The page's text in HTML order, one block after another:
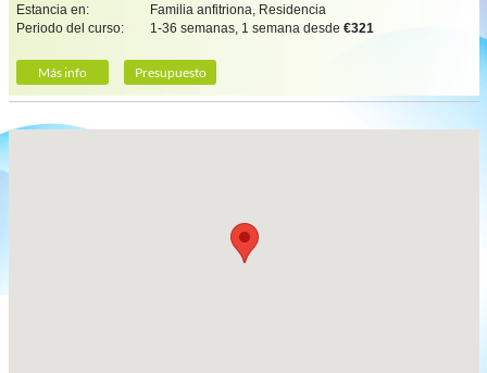
Estancia en:
Familia anfitriona, Residencia
Periodo del curso:
1-36 semanas, 1 semana desde €321
Más info Presupuesto